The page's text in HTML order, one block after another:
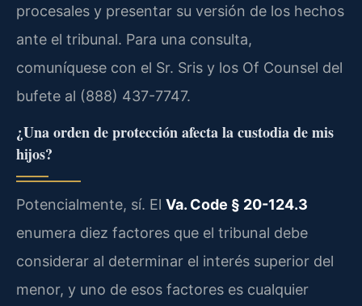
procesales y presentar su versión de los hechos
ante el tribunal. Para una consulta,
comuníquese con el Sr. Sris y los Of Counsel del
bufete al (888) 437-7747.
¿Una orden de protección afecta la custodia de mis
hijos?
Potencialmente, sí. El Va. Code § 20-124.3
enumera diez factores que el tribunal debe
considerar al determinar el interés superior del
menor, y uno de esos factores es cualquier